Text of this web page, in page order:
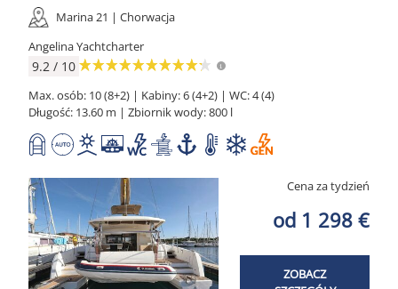
Marina 21 | Chorwacja
Angelina Yachtcharter
9.2 / 10
Max. osób: 10 (8+2) | Kabiny: 6 (4+2) | WC: 4 (4)
Długość: 13.60 m | Zbiornik wody: 800 l
Cena za tydzień
od 1 298 €
ZOBACZ